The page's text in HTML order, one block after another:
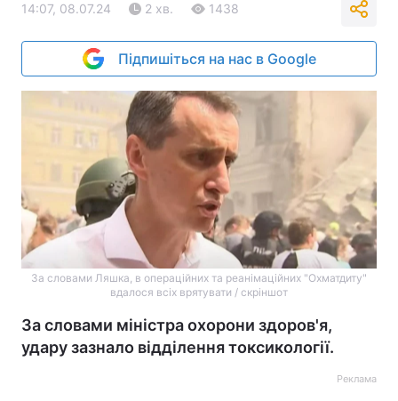
14:07, 08.07.24 2 хв. 1438
Підпишіться на нас в Google
За словами Ляшка, в операційних та реанімаційних "Охматдиту"
вдалося всіх врятувати / скріншот
За словами міністра охорони здоров'я,
удару зазнало відділення токсикології.
Реклама